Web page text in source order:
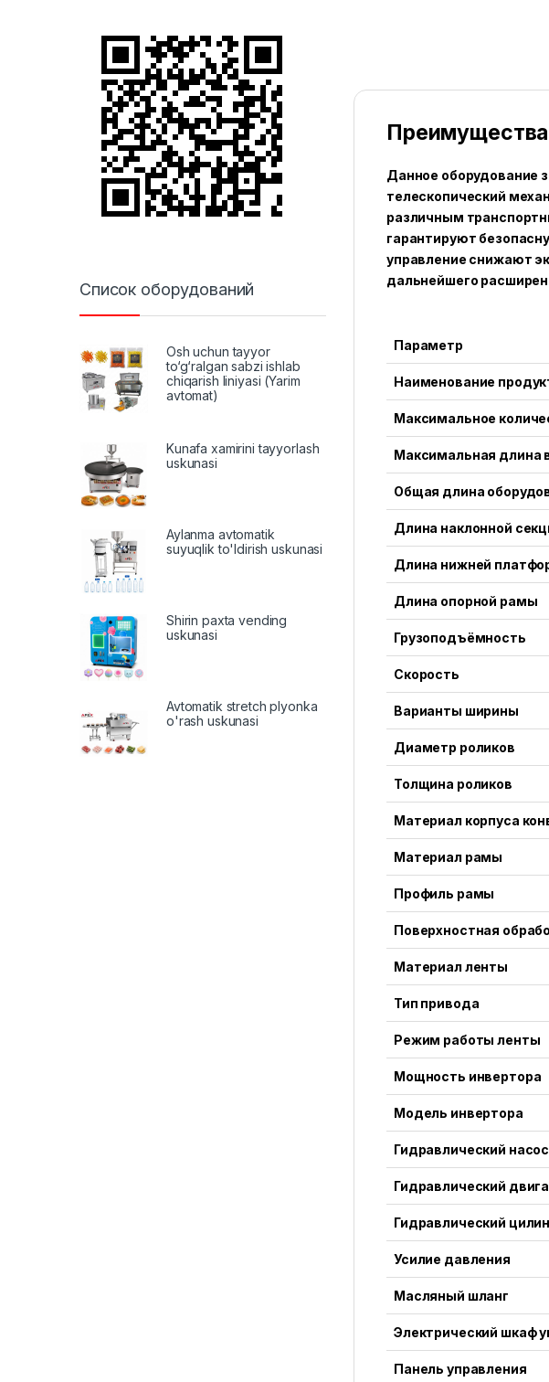
Преимущества
Данное оборудование
телескопический
различным
гарантируют
управление снижают
дальнейшего
Параметр
Наименование
Максимальное
Максимальная длина
Общая длина
Длина наклонной
Длина нижней
Длина опорной рамы
Грузоподъёмность
Скорость
Варианты ширины
Диаметр роликов
Толщина роликов
Материал корпуса
Материал рамы
Профиль рамы
Поверхностная
Материал ленты
Тип привода
Режим работы ленты
Мощность инвертора
Модель инвертора
Гидравлический насос
Гидравлический
Гидравлический
Усилие давления
Масляный шланг
Электрический шкаф
Панель управления
Список оборудований
Osh uchun tayyor
to‘g‘ralgan sabzi ishlab
chiqarish liniyasi (Yarim
avtomat)
Kunafa xamirini tayyorlash
uskunasi
Aylanma avtomatik
suyuqlik to'ldirish uskunasi
Shirin paxta vending
uskunasi
Avtomatik stretch plyonka
o'rash uskunasi